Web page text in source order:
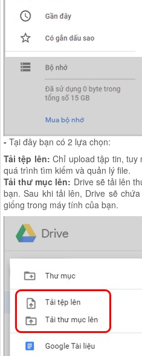
- Tại đây bạn có 2 lựa chọn:
Tải tệp lên: Chỉ upload tập tin, tuy
quá trình tìm kiếm và quản lý file.
Tải thư mục lên: Drive sẽ tải lên
bạn. Sau khi tải lên, Drive sẽ
giống trong máy tính của bạn.